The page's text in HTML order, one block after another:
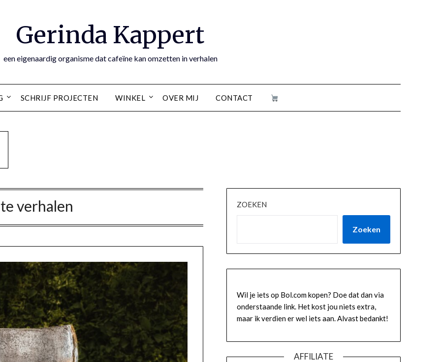
Gerinda Kappert
een eigenaardig organisme dat cafeïne kan omzetten in verhalen
SCHRIJF PROJECTEN WINKEL OVER MIJ CONTACT
verhalen ZOEKEN
Zoeken
Wil je iets op Bol.com kopen? Doe dat dan via
onderstaande link. Het kost jou niets extra,
maar ik verdien er wel iets aan. Alvast bedankt!
AFFILIATE